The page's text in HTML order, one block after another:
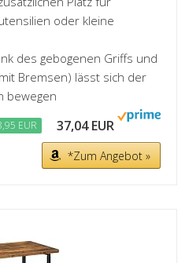
oder kleine
des gebogenen Griffs und
Bremsen) lässt sich der
bewegen
EUR 37,04 EUR
*Zum Angebot »